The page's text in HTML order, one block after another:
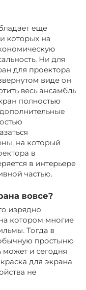
еще
которых на
Ни для
для проектора
виде он
весь ансамбль
полностью
на который
в
в интерьере
частью.
вовсе?
изрядно
котором многие
Тогда в
простыню
может и сегодня
для экрана
не